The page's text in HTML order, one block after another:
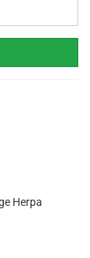
Herpa